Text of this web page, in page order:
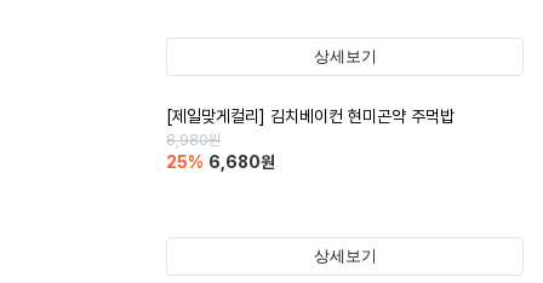
상세보기
[제일맞게컬리] 김치베이컨 현미곤약 주먹밥
8,980원
25% 6,680원
상세보기